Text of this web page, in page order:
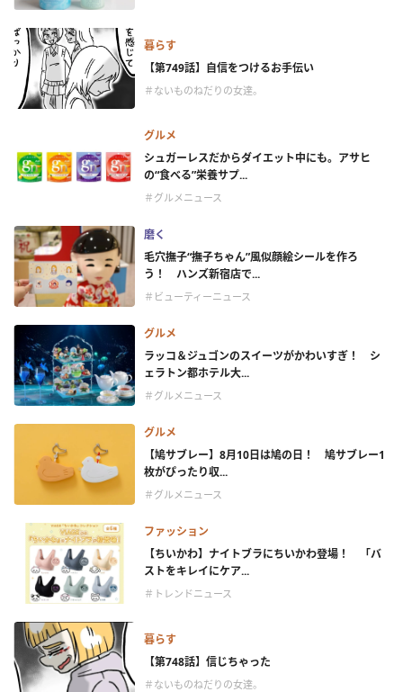
暮らす
【第749話】自信をつけるお手伝い
＃ないものねだりの女達。
グルメ
シュガーレスだからダイエット中にも。アサヒ
の“食べる”栄養サプ...
＃グルメニュース
磨く
毛穴撫子“撫子ちゃん”風似顔絵シールを作ろ
う！ ハンズ新宿店で...
＃ビューティーニュース
グルメ
ラッコ＆ジュゴンのスイーツがかわいすぎ！ シ
ェラトン都ホテル大...
＃グルメニュース
グルメ
【鳩サブレー】8月10日は鳩の日！ 鳩サブレー1
枚がぴったり収...
＃グルメニュース
ファッション
【ちいかわ】ナイトブラにちいかわ登場！ 「バ
ストをキレイにケア...
＃トレンドニュース
暮らす
【第748話】信じちゃった
＃ないものねだりの女達。